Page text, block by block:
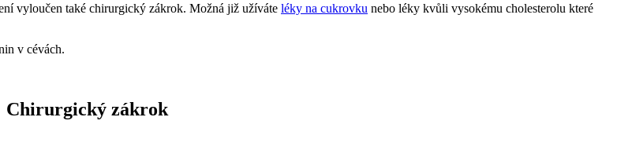
vyloučen také chirurgický zákrok. Možná již užíváte léky na cukrovku nebo léky kvůli vysokému cholesterolu které
v cévách.
Chirurgický zákrok